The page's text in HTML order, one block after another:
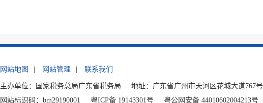
网站地图 网站管理 联系我们
主办单位：国家税务总局广东省税务局
地址：广东省广州市天河区花城大道767号
网站标识码：bm29190001
粤ICP备 19143301号 粤公网安备 44010602004213号